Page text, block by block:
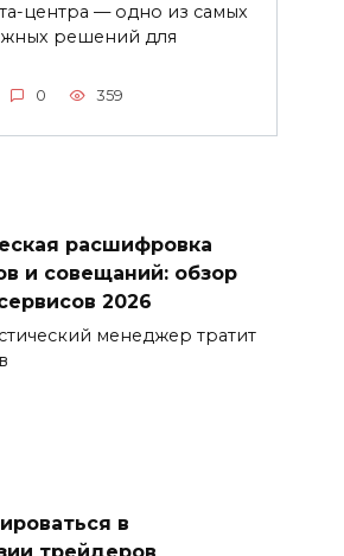
центра — одно из самых
решений для
0 359
расшифровка
и совещаний: обзор
2026
менеджер тратит
в
трейдеров